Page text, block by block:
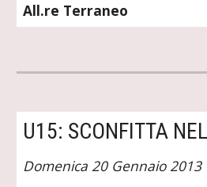
All.re Terraneo
U15: SCONFITTA
Domenica 20 Gennaio 2013